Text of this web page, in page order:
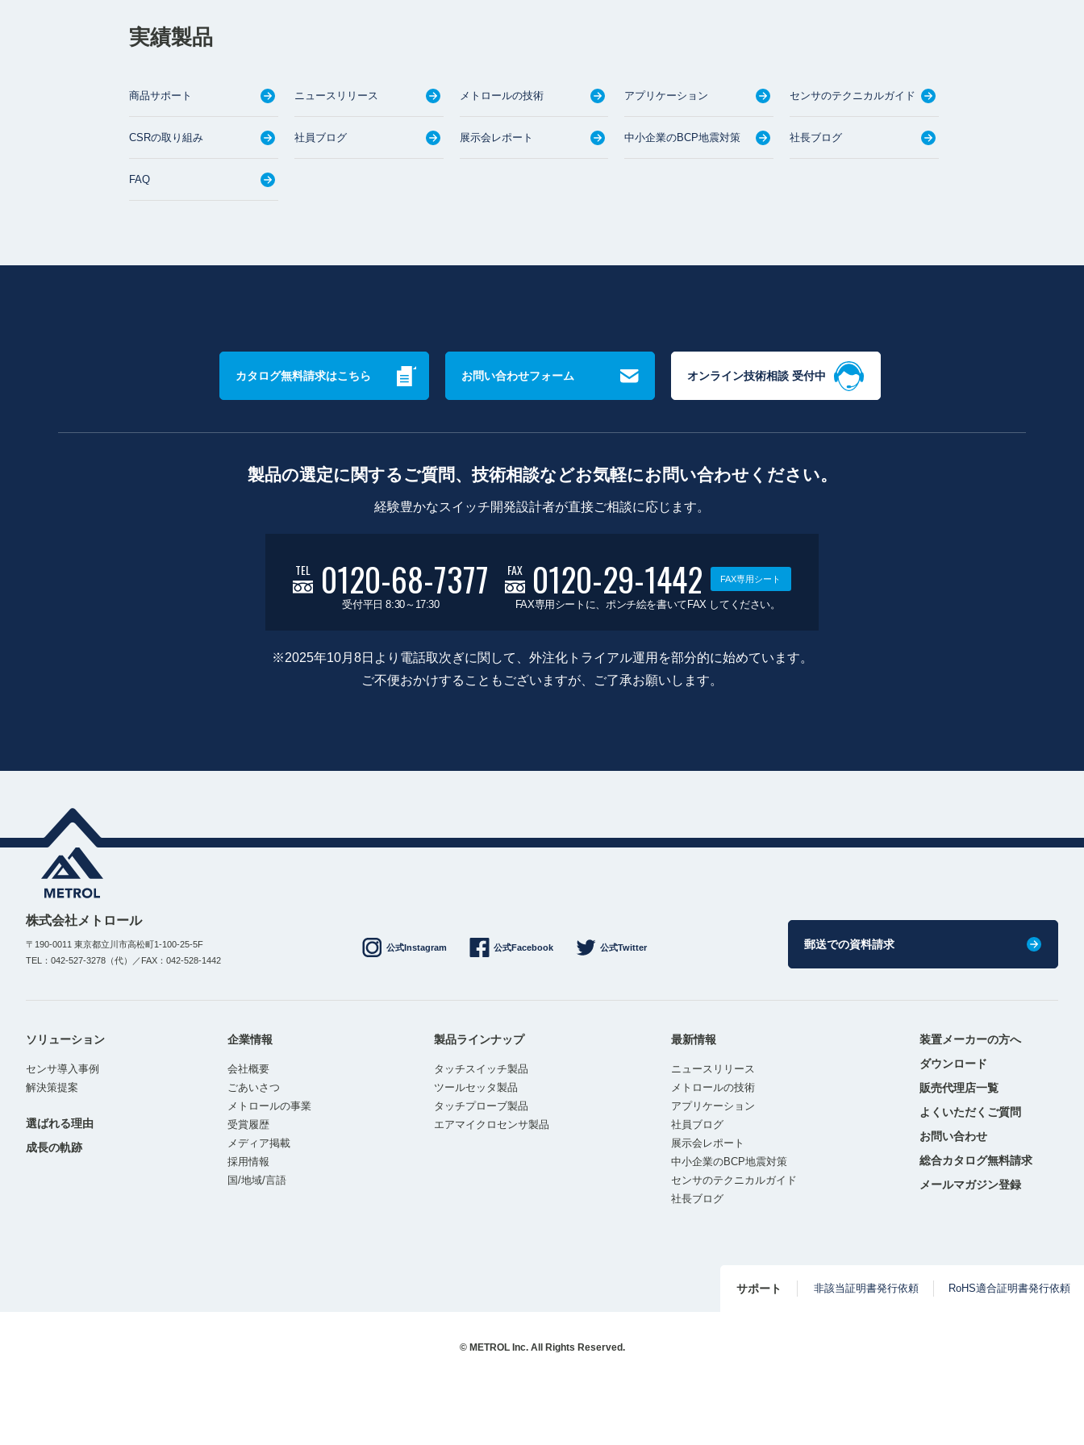
実績製品
商品サポート ニュースリリース メトロールの技術 アプリケーション センサのテクニカルガイド
CSRの取り組み 社員ブログ 展示会レポート 中小企業のBCP地震対策 社長ブログ
FAQ
カタログ無料請求はこちら お問い合わせフォーム オンライン技術相談 受付中
製品の選定に関するご質問、技術相談などお気軽にお問い合わせください。
経験豊かなスイッチ開発設計者が直接ご相談に応じます。
TEL 0120-68-7377
受付平日 8:30～17:30
FAX 0120-29-1442 FAX専用シート
FAX専用シートに、ポンチ絵を書いてFAX してください。
※2025年10月8日より電話取次ぎに関して、外注化トライアル運用を部分的に始めています。
ご不便おかけすることもございますが、ご了承お願いします。
株式会社メトロール
〒190-0011 東京都立川市高松町1-100-25-5F
TEL：042-527-3278（代）／FAX：042-528-1442
公式Instagram 公式Facebook 公式Twitter 郵送での資料請求
ソリューション
センサ導入事例
解決策提案
選ばれる理由
成長の軌跡
企業情報
会社概要
ごあいさつ
メトロールの事業
受賞履歴
メディア掲載
採用情報
国/地域/言語
製品ラインナップ
タッチスイッチ製品
ツールセッタ製品
タッチプローブ製品
エアマイクロセンサ製品
最新情報
ニュースリリース
メトロールの技術
アプリケーション
社員ブログ
展示会レポート
中小企業のBCP地震対策
センサのテクニカルガイド
社長ブログ
装置メーカーの方へ
ダウンロード
販売代理店一覧
よくいただくご質問
お問い合わせ
総合カタログ無料請求
メールマガジン登録
サポート 非該当証明書発行依頼 RoHS適合証明書発行依頼
© METROL Inc. All Rights Reserved.